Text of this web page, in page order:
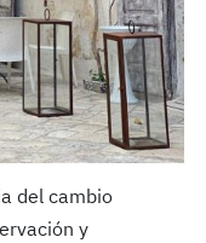
del cambio
y